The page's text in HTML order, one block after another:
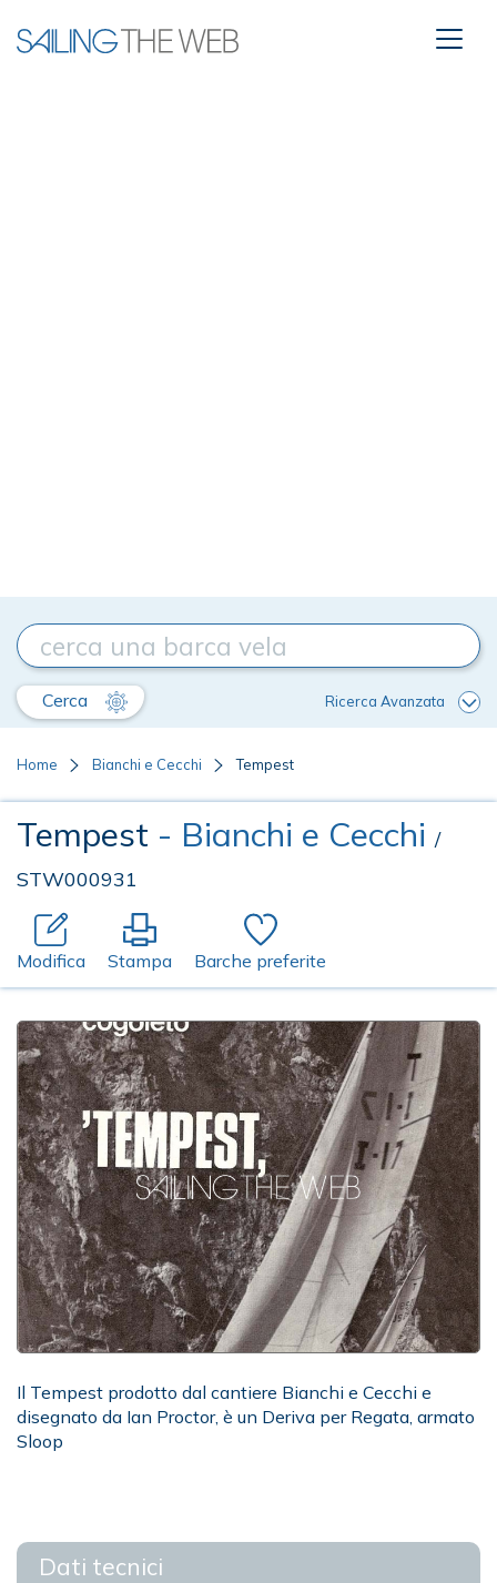
Cerca Ricerca Avanzata
Home Bianchi e Cecchi Tempest
Tempest - Bianchi e Cecchi /
STW000931
Modifica Stampa Barche preferite
Il Tempest prodotto dal cantiere Bianchi e Cecchi e
disegnato da Ian Proctor, è un Deriva per Regata, armato
Sloop
Dati tecnici